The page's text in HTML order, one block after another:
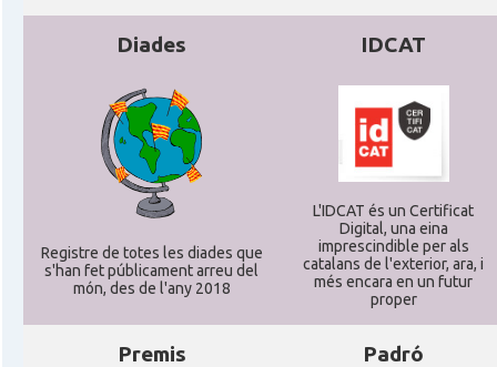
Diades
Registre de totes les diades que
s'han fet públicament arreu del
món, des de l'any 2018
IDCAT
L'IDCAT és un Certificat
Digital, una eina
imprescindible per als
catalans de l'exterior, ara, i
més encara en un futur
proper
Premis Padró